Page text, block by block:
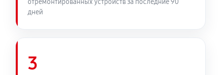
отремонтированных устройств за последние 90
дней
3